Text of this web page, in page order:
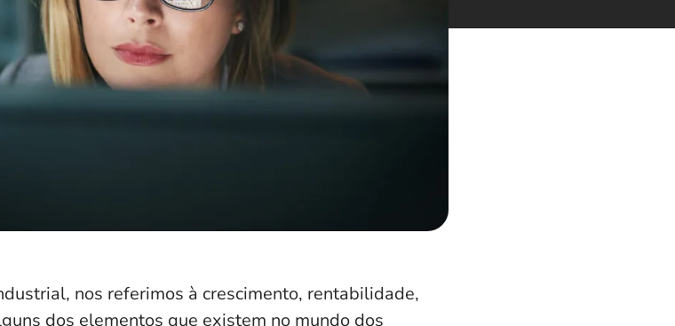
nos referimos à crescimento, rentabilidade,
dos elementos que existem no mundo dos